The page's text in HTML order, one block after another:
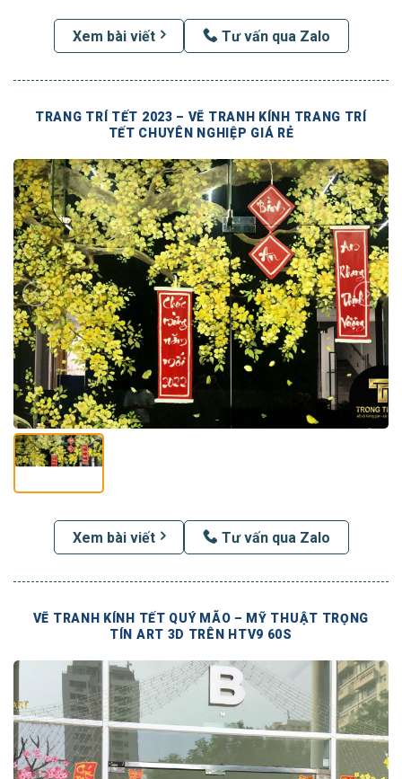
Xem bài viết Tư vấn qua Zalo
TRANG TRÍ TẾT 2023 – VẼ TRANH KÍNH TRANG TRÍ
TẾT CHUYÊN NGHIỆP GIÁ RẺ
Xem bài viết Tư vấn qua Zalo
VẼ TRANH KÍNH TẾT QUÝ MÃO – MỸ THUẬT TRỌNG
TÍN ART 3D TRÊN HTV9 60S